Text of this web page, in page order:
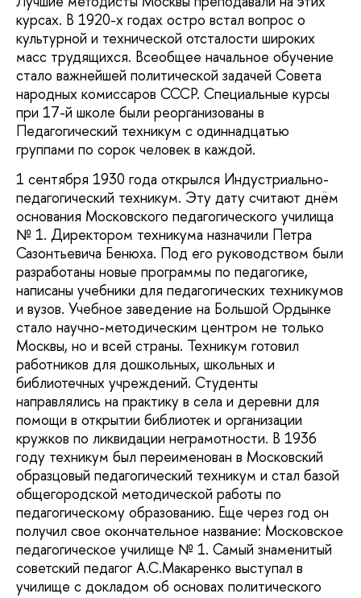
курсах. В 1920-х годах остро встал вопрос о
культурной и технической отсталости широких
масс трудящихся. Всеобщее начальное обучение
стало важнейшей политической задачей Совета
народных комиссаров СССР. Специальные курсы
при 17-й школе были реорганизованы в
Педагогический техникум с одиннадцатью
группами по сорок человек в каждой.
1 сентября 1930 года открылся Индустриально-
педагогический техникум. Эту дату считают днём
основания Московского педагогического училища
№ 1. Директором техникума назначили Петра
Сазонтьевича Бенюха. Под его руководством были
разработаны новые программы по педагогике,
написаны учебники для педагогических техникумов
и вузов. Учебное заведение на Большой Ордынке
стало научно-методическим центром не только
Москвы, но и всей страны. Техникум готовил
работников для дошкольных, школьных и
библиотечных учреждений. Студенты
направлялись на практику в села и деревни для
помощи в открытии библиотек и организации
кружков по ликвидации неграмотности. В 1936
году техникум был переименован в Московский
образцовый педагогический техникум и стал базой
общегородской методической работы по
педагогическому образованию. Еще через год он
получил свое окончательное название: Московское
педагогическое училище № 1. Самый знаменитый
советский педагог А.С.Макаренко выступал в
училище с докладом об основах политического